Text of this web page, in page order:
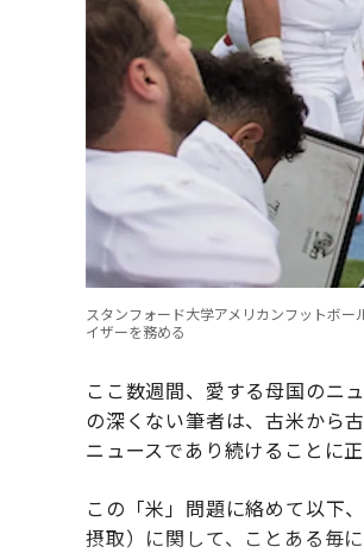
スタンフォード大学アメリカンフットボ
イザーを務める
ここ数週間、愛する母国のニ
の深くない筆者は、古米から
ニュースであり続けることに
この「米」問題に絡めて以下
摂取）に関して、ことある毎